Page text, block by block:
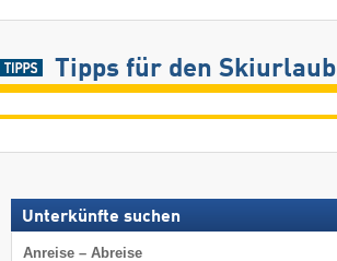
Tipps für den Skiurlaub
Unterkünfte suchen
Anreise – Abreise